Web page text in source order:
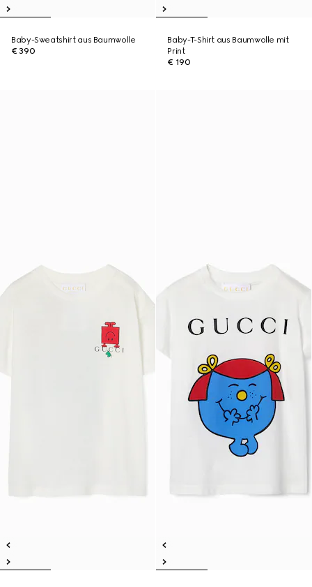
Baby-Sweatshirt aus Baumwolle
€ 390
Baby-T-Shirt aus Baumwolle mit
Print
€ 190